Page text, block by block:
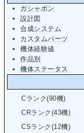
ガシャポン
設計図
合成システム
カスタムパーツ
機体経験値
作品別
機体ステータス
Cランク(90機)
CRランク(43機)
CSランク(12機)